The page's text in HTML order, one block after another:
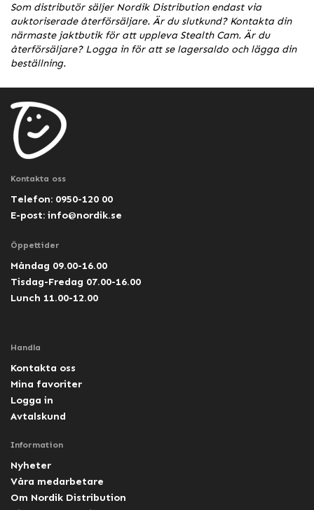
Som distributör säljer Nordik Distribution endast via
auktoriserade återförsäljare. Är du slutkund? Kontakta din
närmaste jaktbutik för att uppleva Stealth Cam. Är du
återförsäljare? Logga in för att se lagersaldo och lägga din
beställning.
Kontakta oss
Telefon: 0950-120 00
E-post: info@nordik.se
Öppettider
Måndag 09.00-16.00
Tisdag-Fredag 07.00-16.00
Lunch 11.00-12.00
Handla
Kontakta oss
Mina favoriter
Logga in
Avtalskund
Information
Nyheter
Våra medarbetare
Om Nordik Distribution